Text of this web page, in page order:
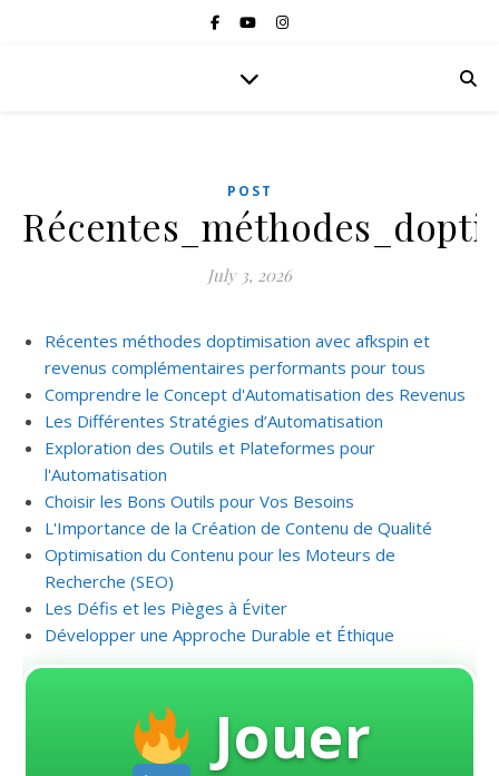
POST
July 3, 2026
Récentes méthodes doptimisation avec afkspin et
revenus complémentaires performants pour tous
Comprendre le Concept d'Automatisation des Revenus
Les Différentes Stratégies d’Automatisation
Exploration des Outils et Plateformes pour
l'Automatisation
Choisir les Bons Outils pour Vos Besoins
L'Importance de la Création de Contenu de Qualité
Optimisation du Contenu pour les Moteurs de
Recherche (SEO)
Les Défis et les Pièges à Éviter
Développer une Approche Durable et Éthique
Jouer